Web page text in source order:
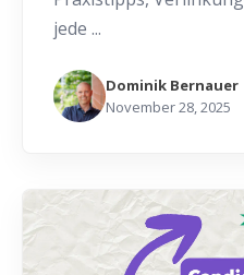
jede ...
Dominik Bernauer
November 28, 2025